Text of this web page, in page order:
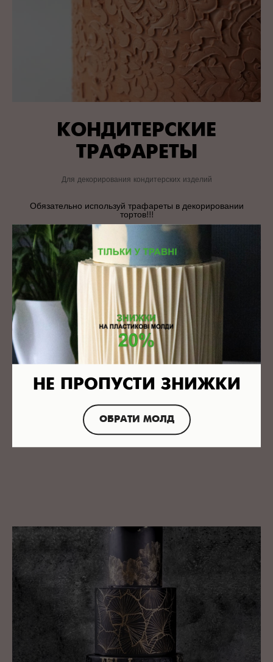
НЕ ПРОПУСТИ ЗНИЖКИ
ОБРАТИ МОЛД
КОНДИТЕРСКИЕ
ТРАФАРЕТЫ
Для декорирования кондитерских изделий
Обязательно используй трафареты в декорировании
тортов!!!
СУПЕР-ПРАКТИЧНО
Затраты времени на декор с трафаретом ничтожно малы.
Не нужно специальных навыков и оборудования.
Хочешь красками рисуй, хочешь ганашем или
айсингом(затраты материалы, кстати, ничтожные).
Трафареты многоразовые.
Легко и быстро моются.
ОЧЕНЬ УДОБНО
Есть специальные отверстия для крепления трафарета к
торту.
Высота целых 20 см.
Материал гибкий, но не плёнка.
ВЫГОДНО
Выбрать трафарет